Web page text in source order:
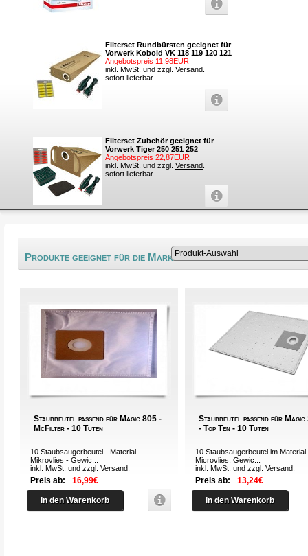
Filterset Rundbürsten geeignet für
Vorwerk Kobold VK 118 119 120 121
Angebotspreis 11,98EUR
inkl. MwSt. und zzgl. Versand
sofort lieferbar
Filterset Zubehör geeignet für
Vorwerk Tiger 250 251 252
Angebotspreis 22,87EUR
inkl. MwSt. und zzgl. Versand
sofort lieferbar
Produkte geeignet für die Marke Magic®
Staubbeutel passend für Magic 805 -
McFilter - 10 Tüten
10 Staubsaugerbeutel - Material
Mikrovlies - Gewic...
inkl. MwSt. und zzgl.Versand
Preis ab: 16,99€
In den Warenkorb
Staubbeutel passend für
- Top Ten - 10 Tüten
10 Staubsaugerbeutel im Material
Microvlies, Gewic...
inkl. MwSt. und zzgl.Versand
Preis ab: 13,24€
In den Warenkorb